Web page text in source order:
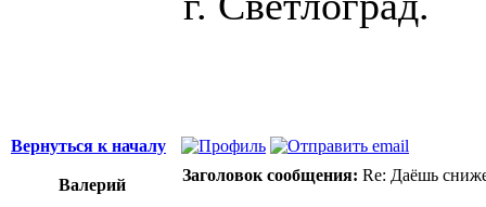
Вернуться к началу
Валерий
Заголовок сообщения: Re: Даёшь